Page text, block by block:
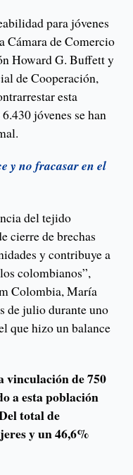
para jóvenes
Cámara de Comercio
Howard G. Buffett y
de Cooperación,
esta
jóvenes se han
y no fracasar en el
del tejido
cierre de brechas
y contribuye a
colombianos”,
Colombia, María
de julio durante uno
que hizo un balance
vinculación de 750
a esta población
total de
y un 46,6%